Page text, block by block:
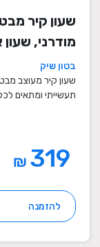
מודרני,
מעוצב, שעון
שעון קיר
בטון שיק
שעון קיר מעוצב
תעשייתי ומתאים
₪
להזמנה